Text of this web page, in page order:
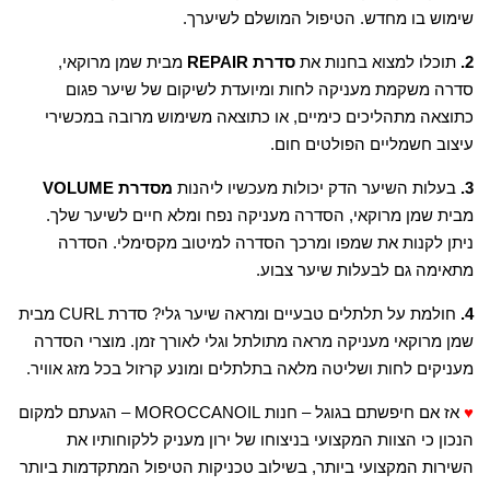
שימוש בו מחדש. הטיפול המושלם לשיערך.
2. תוכלו למצוא בחנות את סדרת REPAIR
מבית שמן מרוקאי,
סדרה משקמת מעניקה לחות ומיועדת לשיקום של שיער פגום
כתוצאה מתהליכים כימיים, או כתוצאה משימוש מרובה במכשירי
עיצוב חשמליים הפולטים חום.
3. בעלות השיער הדק יכולות מעכשיו ליהנות מסדרת VOLUME
מבית שמן מרוקאי, הסדרה מעניקה נפח ומלא חיים לשיער שלך.
ניתן לקנות את שמפו ומרכך הסדרה למיטוב מקסימלי. הסדרה
מתאימה גם לבעלות שיער צבוע.
4.
חולמת על תלתלים טבעיים ומראה שיער גלי? סדרת CURL מבית
שמן מרוקאי מעניקה מראה מתולתל וגלי לאורך זמן. מוצרי הסדרה
מעניקים לחות ושליטה מלאה בתלתלים ומונע קרזול בכל מזג אוויר.
♥
אז אם חיפשתם בגוגל – חנות MOROCCANOIL – הגעתם למקום
הנכון כי הצוות המקצועי בניצוחו של ירון מעניק ללקוחותיו את
השירות המקצועי ביותר, בשילוב טכניקות הטיפול המתקדמות ביותר